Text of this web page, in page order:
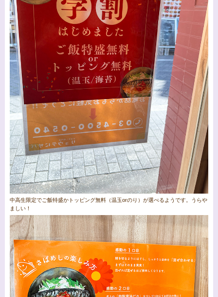
中高生限定でご飯特盛かトッピング無料（温玉orのり）が選べるようです。うらや
ましい！